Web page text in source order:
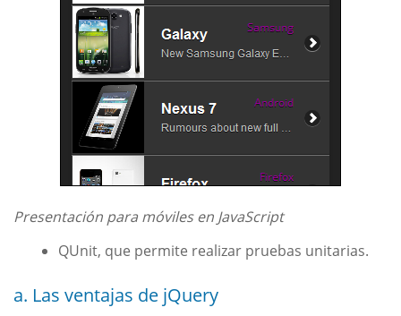
Presentación para móviles en JavaScript
QUnit, que permite realizar pruebas unitarias.
a. Las ventajas de jQuery